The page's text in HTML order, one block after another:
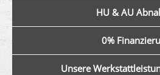
HU & AU
0%
Unsere